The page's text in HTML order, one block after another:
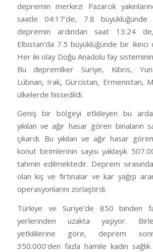
depremin merkezi Pazarcık
saatle 04:17’de, 7.8 büyüklüğünde
depremin ardından saat 13:24
Elbistan’da 7.5 büyüklüğünde bir ikinci
Her iki olay Doğu Anadolu fay
Bu depremlker Suriye, Kıbrıs,
Lübnan, Irak, Gürcistan, Ermenistan,
ülkelerde hissedildi.
Geniş bir bölgeyi etkileyen bu
yıkılan ve ağır hasar gören binaların
çıkardı. Bu yıkılan ve ağır hasar
konut birimlerinin sayısı yaklaşık
tahmin edilmektedir. Deprem
olan kış ve fırtınalar ve kar yağışı
operasyonlarını zorlaştırdı.
Türkiye ve Suriye’de 850 binden
yerlerinden uzakta yaşıyor.
yetkililerine göre, deprem
350.000’den fazla hamile kadın